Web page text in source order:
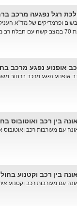
רגל נפגעה מרכב
ופרמדיקים של מד"א
רב מערכתית.
אופנוע נפגע מרכב
אופנוע נפגע מרכב ברחוב משה
בין רכב ואוטובוס
עם מעורבות רכב ואוטובוס
בין רכב וקטנוע
עם מעורבות רכב וקטנוע